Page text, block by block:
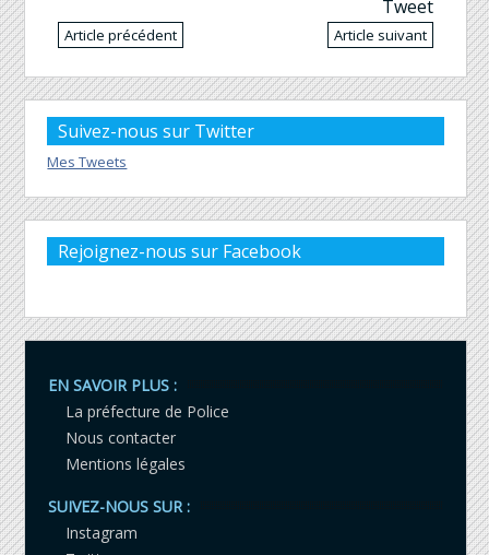
Tweet
Article précédent Article suivant
Suivez-nous sur Twitter
Mes Tweets
Rejoignez-nous sur Facebook
EN SAVOIR PLUS :
La préfecture de Police
Nous contacter
Mentions légales
SUIVEZ-NOUS SUR :
Instagram